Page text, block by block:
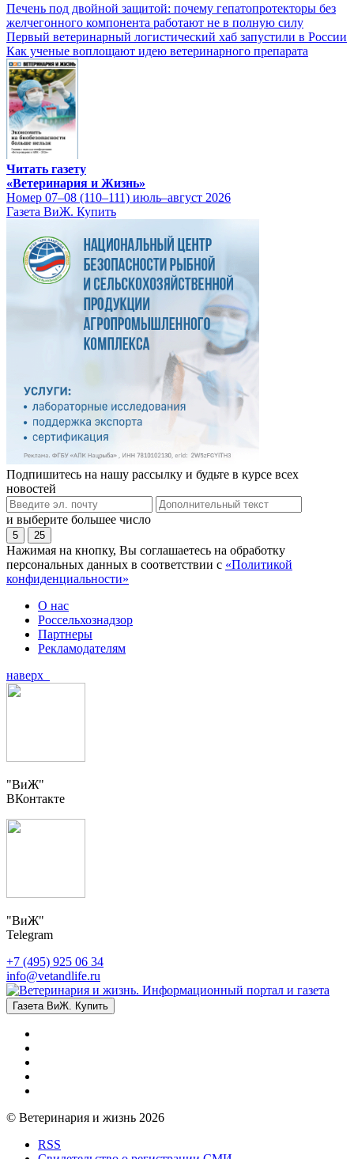
Печень под двойной защитой: почему гепатопротекторы без
желчегонного компонента работают не в полную силу
Первый ветеринарный логистический хаб запустили в России
Как ученые воплощают идею ветеринарного препарата
Читать газету
«Ветеринария и Жизнь»
Номер 07–08 (110–111) июль–август 2026
Газета ВиЖ. Купить
Подпишитесь на нашу рассылку и будьте в курсе всех
новостей
и выберите большее число
5 25
Нажимая на кнопку, Вы соглашаетесь на обработку
персональных данных в соответствии с «Политикой
конфиденциальности»
О нас
Россельхознадзор
Партнеры
Рекламодателям
наверх
"ВиЖ"
ВКонтакте
"ВиЖ"
Telegram
+7 (495) 925 06 34
info@vetandlife.ru
Газета ВиЖ. Купить
© Ветеринария и жизнь 2026
RSS